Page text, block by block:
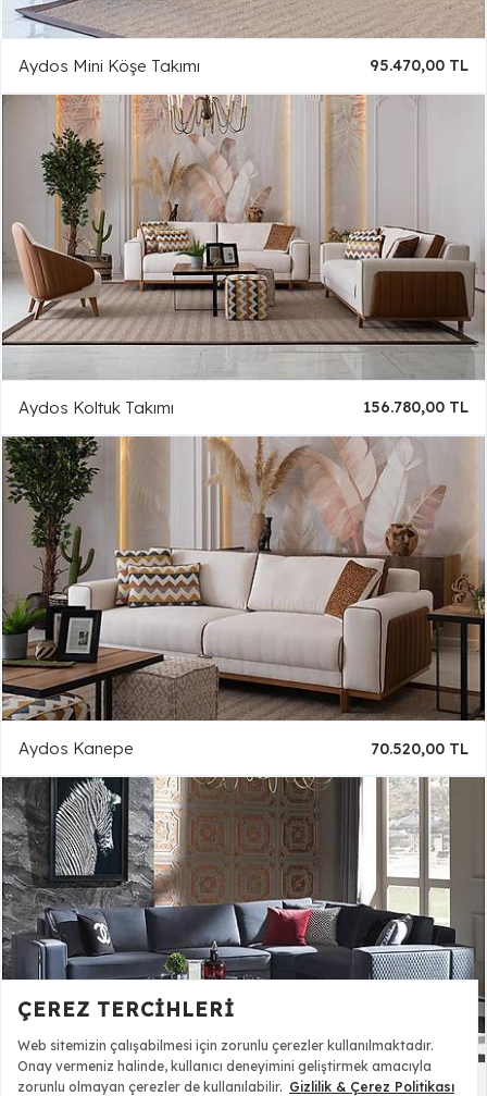
Aydos Mini Köşe Takımı 95.470,00 TL
Aydos Koltuk Takımı 156.780,00 TL
Aydos Kanepe 70.520,00 TL
Olena Köşe Takımı 122.590,00 TL
ÇEREZ TERCIHLERI
Web sitemizin çalışabilmesi için zorunlu çerezler kullanılmaktadır.
Onay vermeniz halinde, kullanıcı deneyimini geliştirmek amacıyla
zorunlu olmayan çerezler de kullanılabilir. Gizlilik & Çerez Politikası